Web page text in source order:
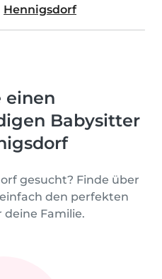
Hennigsdorf
einen
Babysitter
gesucht? Finde über
den perfekten
Familie.